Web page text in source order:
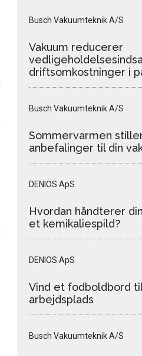
Busch Vakuumteknik A/S
Vakuum reducerer
driftsomkostninger i
Busch Vakuumteknik A/S
Sommervarmen
anbefalinger til din
DENIOS ApS
Hvordan håndterer
et kemikaliespild?
DENIOS ApS
Vind et fodboldbord
arbejdsplads
Busch Vakuumteknik A/S